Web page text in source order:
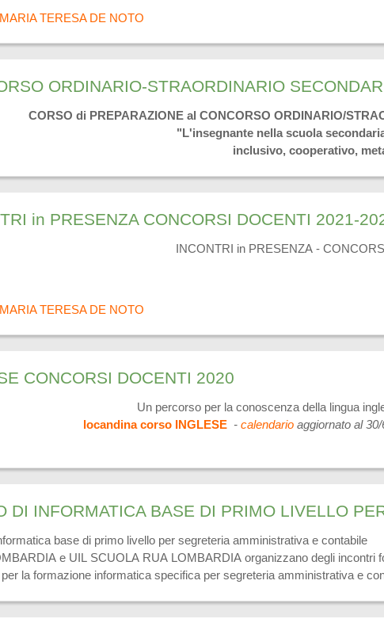
MARIA TERESA DE NOTO
ORDINARIO-STRAORDINARIO
CORSO di PREPARAZIONE al CONCORSO ORDINARIO/
"L'insegnante nella scuola
inclusivo, cooperativo,
in PRESENZA CONCORSI DOCENTI 2021-
INCONTRI in PRESENZA -
MARIA TERESA DE NOTO
CONCORSI DOCENTI 2020
Un percorso per la conoscenza della lingua
locandina corso INGLESE - calendario aggiornato al
base di primo livello per segreteria amministrativa e contabile
e UIL SCUOLA RUA LOMBARDIA organizzano degli incontri
la formazione informatica specifica per segreteria amministrativa e